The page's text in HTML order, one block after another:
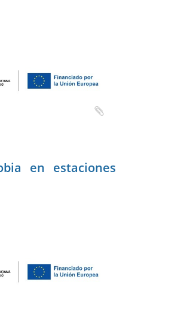
en estaciones